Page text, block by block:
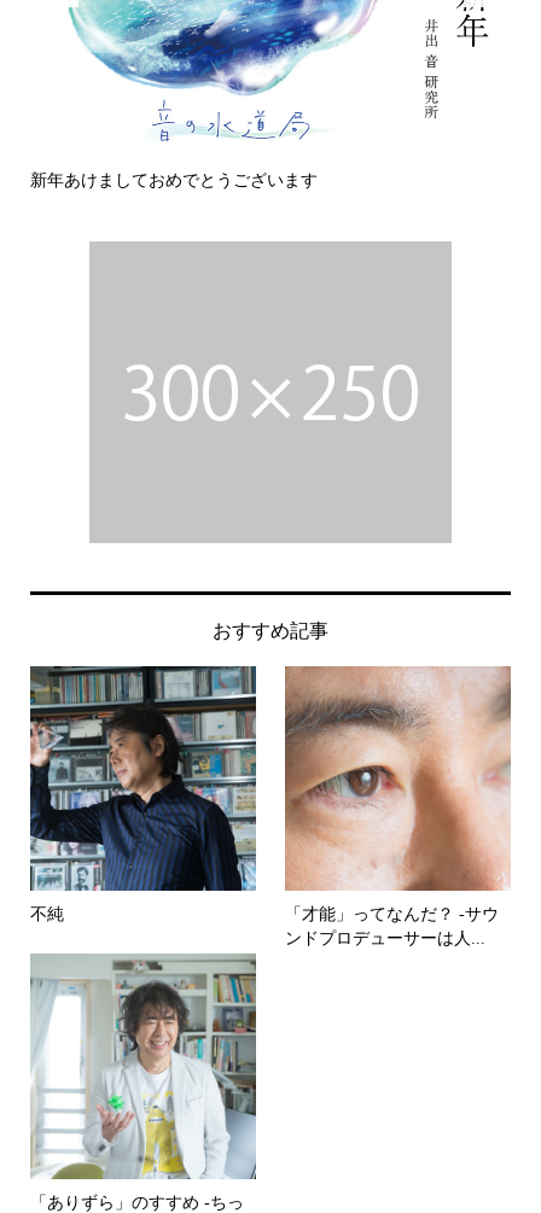
新年あけましておめでとうございます
おすすめ記事
不純
「才能」ってなんだ？ -サウ
ンドプロデューサーは人...
「ありずら」のすすめ -ちっ